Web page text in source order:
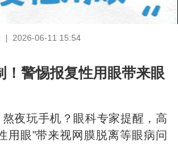
| 2026-06-11 15:54
！警惕报复性用眼带来眼
夜玩手机？眼科专家提醒，高
用眼”带来视网膜脱离等眼病问